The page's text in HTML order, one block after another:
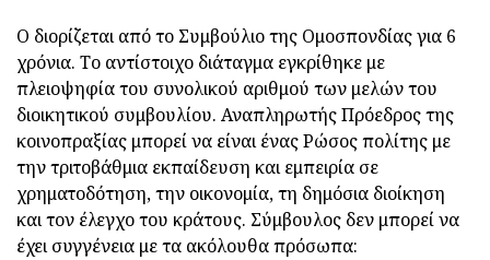
Ο διορίζεται από το Συμβούλιο της Ομοσπονδίας για 6
χρόνια. Το αντίστοιχο διάταγμα εγκρίθηκε με
πλειοψηφία του συνολικού αριθμού των μελών του
διοικητικού συμβουλίου. Αναπληρωτής Πρόεδρος της
κοινοπραξίας μπορεί να είναι ένας Ρώσος πολίτης με
την τριτοβάθμια εκπαίδευση και εμπειρία σε
χρηματοδότηση, την οικονομία, τη δημόσια διοίκηση
και τον έλεγχο του κράτους. Σύμβουλος δεν μπορεί να
έχει συγγένεια με τα ακόλουθα πρόσωπα: